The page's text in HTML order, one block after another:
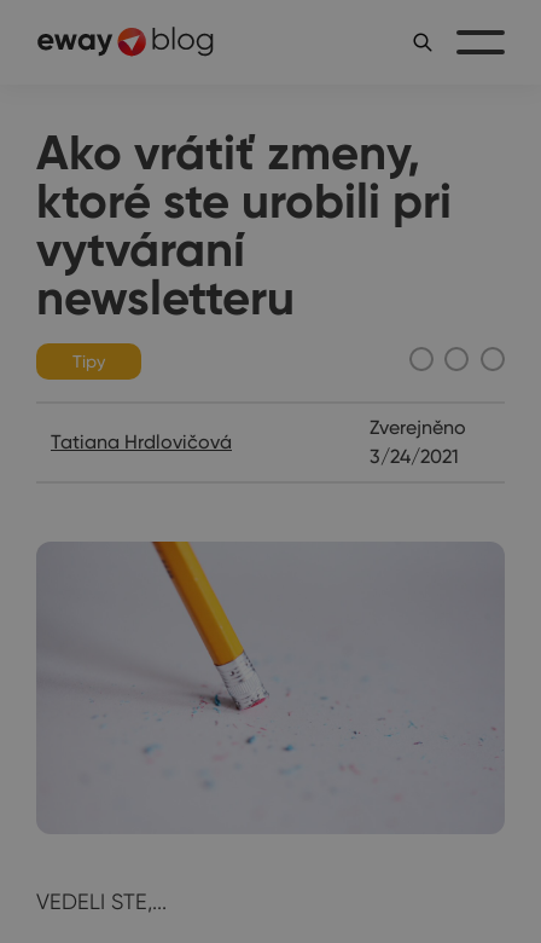
Ako vrátiť zmeny,
ktoré ste urobili pri
vytváraní
newsletteru
Tipy
Tatiana Hrdlovičová
Zverejněno
3/24/2021
VEDELI STE,...